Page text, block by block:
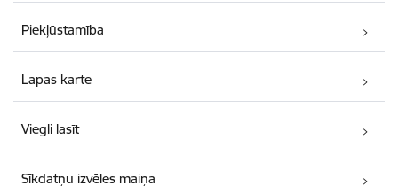
Piekļūstamība
Lapas karte
Viegli lasīt
Sīkdatņu izvēles maiņa